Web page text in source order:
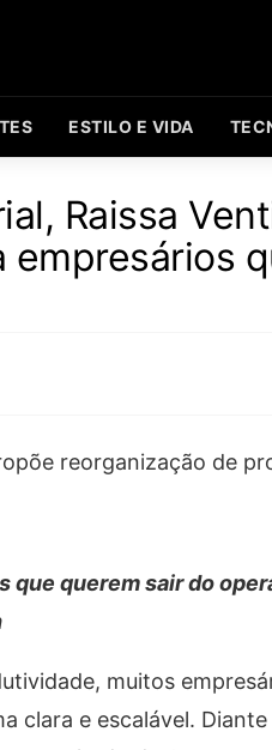
ESTILO E VIDA
Raissa
querem sair do
muitos
clara e escalável.